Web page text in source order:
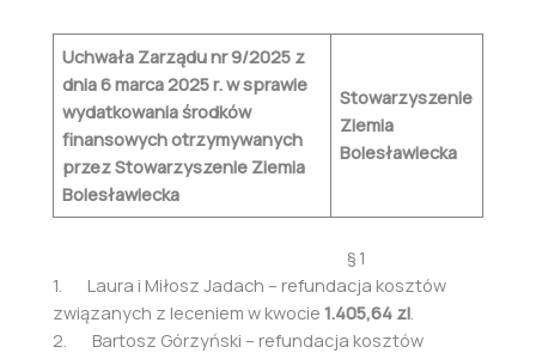
Uchwała Zarządu nr 9/2025 z
dnia 6 marca 2025 r. w sprawie
wydatkowania środków
finansowych otrzymywanych
przez Stowarzyszenie Ziemia
Bolesławiecka
Stowarzyszenie
Ziemia
Bolesławiecka
§ 1
1. Laura i Miłosz Jadach – refundacja kosztów
związanych z leceniem w kwocie 1.405,64 zl
2. Bartosz Górzyński – refundacja kosztów